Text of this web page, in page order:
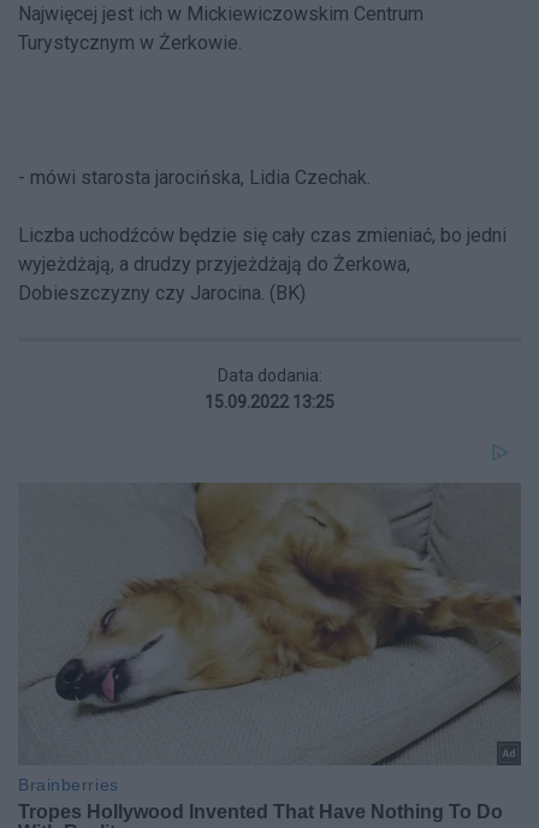
Najwięcej jest ich w Mickiewiczowskim Centrum
Turystycznym w Żerkowie.
- mówi starosta jarocińska, Lidia Czechak.
Liczba uchodźców będzie się cały czas zmieniać, bo jedni
wyjeżdżają, a drudzy przyjeżdżają do Żerkowa,
Dobieszczyzny czy Jarocina. (BK)
Data dodania:
15.09.2022 13:25